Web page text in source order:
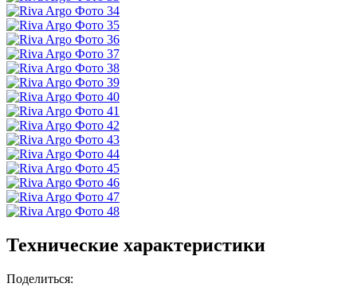
Технические характеристики
Поделиться: